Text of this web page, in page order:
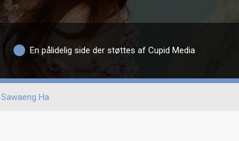
En pålidelig side der støttes af Cupid Media
Sawaeng Ha